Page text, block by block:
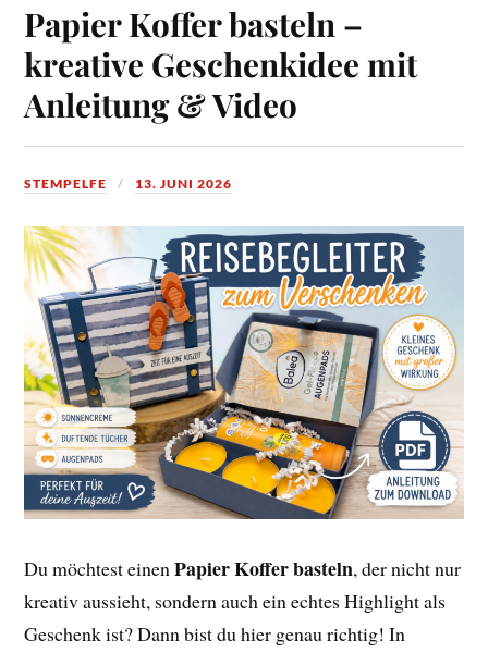
Papier Koffer basteln –
kreative Geschenkidee mit
Anleitung & Video
STEMPELFE 13. JUNI 2026
Du möchtest einenPapier Koffer basteln, der nicht nur
kreativ aussieht, sondern auch ein echtes Highlight als
Geschenk ist? Dann bist du hier genau richtig! In